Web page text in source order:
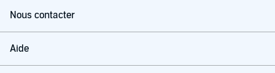
Nous contacter
Aide